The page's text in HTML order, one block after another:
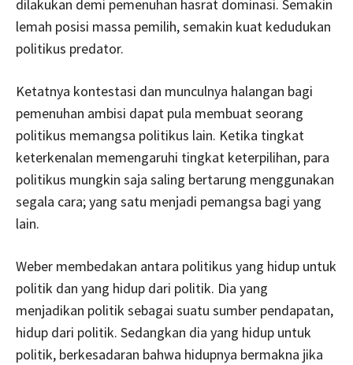
dilakukan demi pemenuhan hasrat dominasi. Semakin
lemah posisi massa pemilih, semakin kuat kedudukan
politikus predator.
Ketatnya kontestasi dan munculnya halangan bagi
pemenuhan ambisi dapat pula membuat seorang
politikus memangsa politikus lain. Ketika tingkat
keterkenalan memengaruhi tingkat keterpilihan, para
politikus mungkin saja saling bertarung menggunakan
segala cara; yang satu menjadi pemangsa bagi yang
lain.
Weber membedakan antara politikus yang hidup untuk
politik dan yang hidup dari politik. Dia yang
menjadikan politik sebagai suatu sumber pendapatan,
hidup dari politik. Sedangkan dia yang hidup untuk
politik, berkesadaran bahwa hidupnya bermakna jika